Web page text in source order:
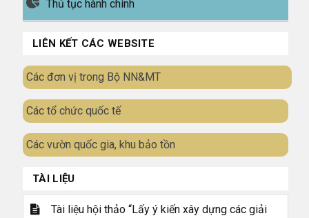
Thủ tục hành chính
LIÊN KẾT CÁC WEBSITE
Các đơn vị trong Bộ NN&MT
Các tổ chức quốc tế
Các vườn quốc gia, khu bảo tồn
TÀI LIỆU
Tài liệu hội thảo “Lấy ý kiến xây dựng các giải